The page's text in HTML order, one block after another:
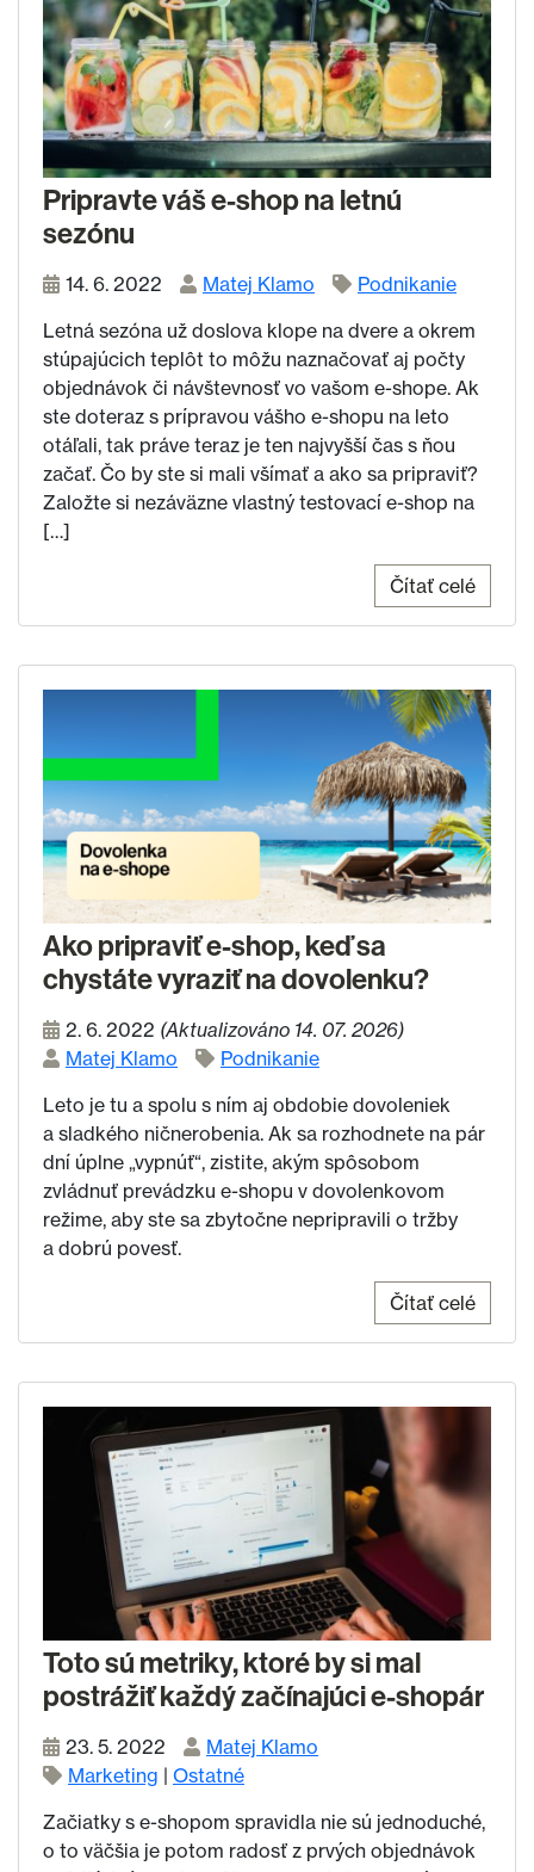
Pripravte váš e-shop na letnú
sezónu
14. 6. 2022 Matej Klamo
Podnikanie
Letná sezóna už doslova klope na dvere a okrem
stúpajúcich teplôt to môžu naznačovať aj počty
objednávok či návštevnosť vo vašom e-shope. Ak
ste doteraz s prípravou vášho e-shopu na leto
otáľali, tak práve teraz je ten najvyšší čas s ňou
začať. Čo by ste si mali všímať a ako sa pripraviť?
Založte si nezáväzne vlastný testovací e-shop na
[…]
Čítať celé
Ako pripraviť e-shop, keď sa
chystáte vyraziť na dovolenku?
2. 6. 2022 (Aktualizováno 14. 07. 2026)
Matej Klamo
Podnikanie
Leto je tu a spolu s ním aj obdobie dovoleniek
a sladkého ničnerobenia. Ak sa rozhodnete na pár
dní úplne „vypnúť“, zistite, akým spôsobom
zvládnuť prevádzku e-shopu v dovolenkovom
režime, aby ste sa zbytočne nepripravili o tržby
a dobrú povesť.
Čítať celé
Toto sú metriky, ktoré by si mal
postrážiť každý začínajúci e-shopár
23. 5. 2022
Matej Klamo
Marketing | Ostatné
Začiatky s e-shopom spravidla nie sú jednoduché,
o to väčšia je potom radosť z prvých objednávok